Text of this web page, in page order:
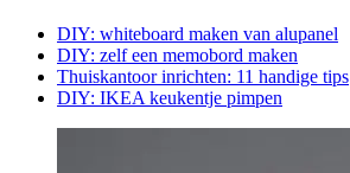
DIY: whiteboard maken van alupanel
DIY: zelf een memobord maken
Thuiskantoor inrichten: 11 handige tips
DIY: IKEA keukentje pimpen